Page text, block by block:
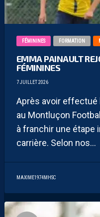
FÉMININES FORMATION
EMMA PAINAULT
FÉMININES
7 JUILLET 2026
Après avoir effectué
au Montluçon
à franchir une étape
carrière. Selon nos...
MAXIME1974MHSC